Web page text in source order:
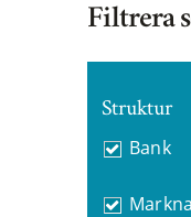
Filtrera
Struktur
Bank